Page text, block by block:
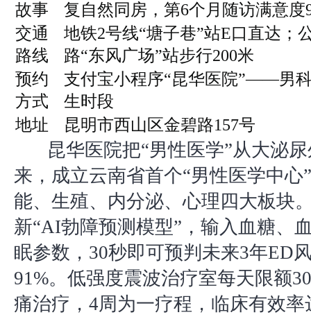
故事
复自然同房，第6个月随访满意度
交通
路线
地铁2号线“塘子巷”站E口直达；
路“东风广场”站步行200米
预约
方式
支付宝小程序“昆华医院”——男
生时段
地址
昆明市西山区金碧路157号
昆华医院把“男性医学”从大泌
来，成立云南省首个“男性医学中心
能、生殖、内分泌、心理四大板块
新“AI勃障预测模型”，输入血糖、
眠参数，30秒即可预判未来3年ED
91%。低强度震波治疗室每天限额
痛治疗，4周为一疗程，临床有效率